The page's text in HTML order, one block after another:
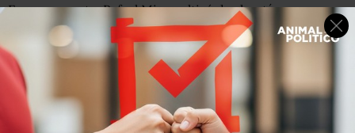
En su proyecto, Rafael Mier cultivó dos hectáreas con
estos granos, como un primer paso para extender la
siembra a las otras variedades.
No fue sencillo, asegura el empresario activista, porque la
variedad toluqueña dejó de sembrarse hace mucho
tiempo.